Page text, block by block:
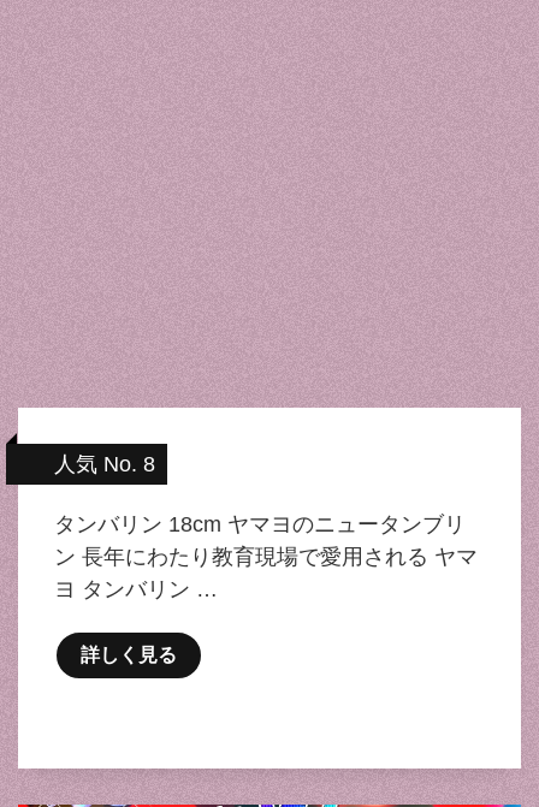
人気 No. 8
タンバリン 18cm ヤマヨのニュータンブリ
ン 長年にわたり教育現場で愛用される ヤマ
ヨ タンバリン …
詳しく見る